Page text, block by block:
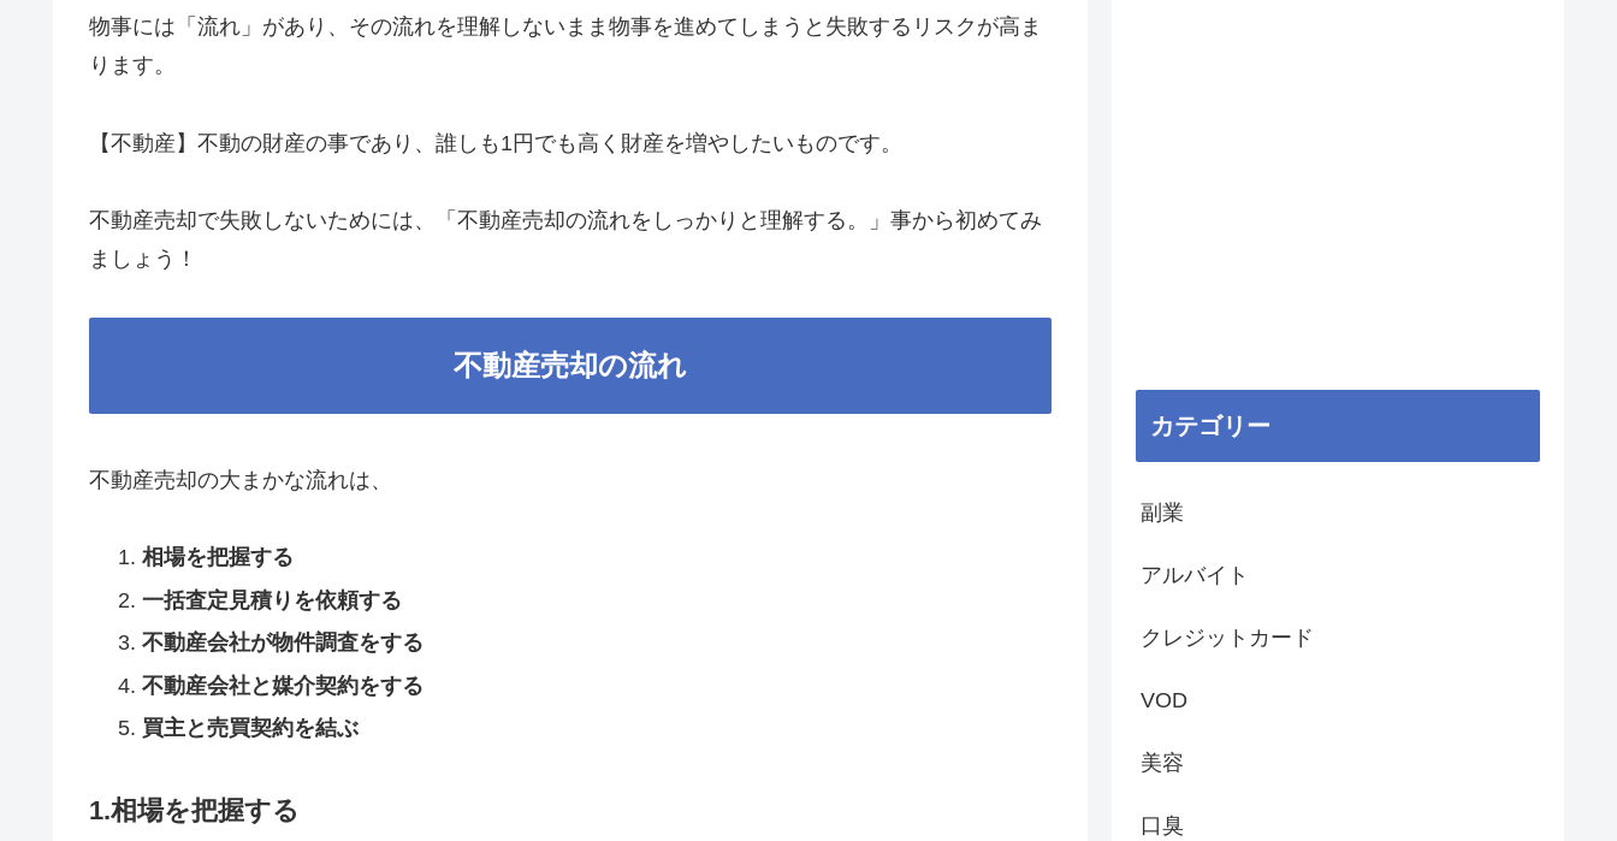
物事には「流れ」があり、その流れを理解しないまま物事を進めてしまうと失敗するリスクが高ま
ります。
【不動産】不動の財産の事であり、誰しも1円でも高く財産を増やしたいものです。
不動産売却で失敗しないためには、「不動産売却の流れをしっかりと理解する。」事から初めてみ
ましょう！
不動産売却の流れ
不動産売却の大まかな流れは、
相場を把握する
一括査定見積りを依頼する
不動産会社が物件調査をする
不動産会社と媒介契約をする
買主と売買契約を結ぶ
1.相場を把握する
カテゴリー
副業
アルバイト
クレジットカード
VOD
美容
口臭